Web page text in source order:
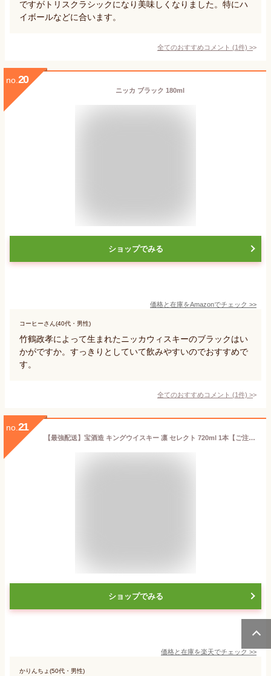
ですがトリスクラシックになり美味しくなりました。特にハ
イボールなどに合います。
全てのおすすめコメント (1件) >
no. 20
ニッカ ブラック 180ml
ショップでみる
価格と在庫をAmazonでチェック >>
コーヒーさん(40代・男性)
竹鶴政孝によって生まれたニッカウィスキーのブラックはい
かがですか。すっきりとしていて飲みやすいのでおすすめで
す。
全てのおすすめコメント (1件) >
no. 21
【最強配送】宝酒造 キングウイスキー 凛 セレクト 720ml 1本【ご注文は1ケース（12本）まで1個口配送可能です。】
ショップでみる
価格と在庫を楽天でチェック >>
かりんちょ(50代・男性)